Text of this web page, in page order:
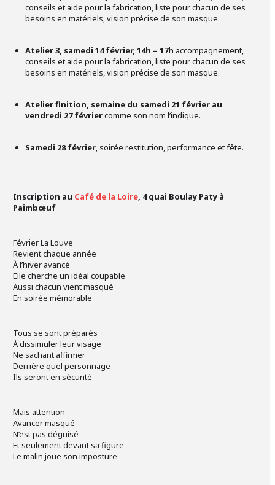
conseils et aide pour la fabrication, liste pour chacun de ses
besoins en matériels, vision précise de son masque.
Atelier 3, samedi 14 février, 14h – 17h accompagnement,
conseils et aide pour la fabrication, liste pour chacun de ses
besoins en matériels, vision précise de son masque.
Atelier finition, semaine du samedi 21 février au
vendredi 27 févriercomme son nom l’indique.
Samedi 28 février, soirée restitution, performance et fête.
Inscription au Café de la Loire, 4 quai Boulay Paty à
Paimbœuf
Février La Louve
Revient chaque année
À l’hiver avancé
Elle cherche un idéal coupable
Aussi chacun vient masqué
En soirée mémorable
Tous se sont préparés
À dissimuler leur visage
Ne sachant affirmer
Derrière quel personnage
Ils seront en sécurité
Mais attention
Avancer masqué
N’est pas déguisé
Et seulement devant sa figure
Le malin joue son imposture